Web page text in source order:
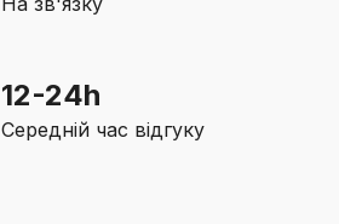
12-24h
Середній час відгуку